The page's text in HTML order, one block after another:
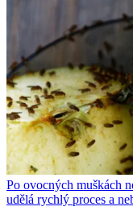
Po ovocných muškách
udělá rychlý proces a